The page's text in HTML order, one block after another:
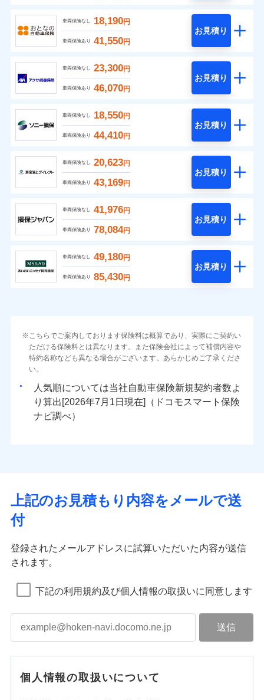
車両保険なし 18,190円
車両保険あり 41,550円
お見積り
車両保険なし 23,300円
車両保険あり 46,070円
お見積り
車両保険なし 18,550円
車両保険あり 44,410円
お見積り
車両保険なし 20,623円
車両保険あり 43,169円
お見積り
車両保険なし 41,976円
車両保険あり 78,084円
お見積り
車両保険なし 49,180円
車両保険あり 85,430円
お見積り
こちらでご案内しております保険料は概算であり、実際にご契約い
ただける保険料とは異なります。また保険会社によって補償内容や
特約名称なども異なる場合がございます。あらかじめご了承くださ
い。
人気順については当社
新規契約者数よ
り算出[
年 月
日現在]（ドコモスマート保険
ナビ調べ）
上記のお見積もり内容をメールで送
付
登録されたメールアドレスに試算いただいた内容が送信
されます。
下記の利用規約及び個人情報の取扱いに同意します
個人情報の取扱いについて